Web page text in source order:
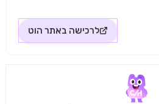
לרכישה באתר הוט